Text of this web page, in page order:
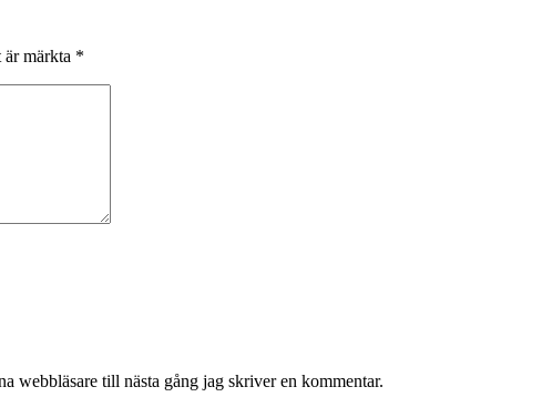
märkta *
webbläsare till nästa gång jag skriver en kommentar.